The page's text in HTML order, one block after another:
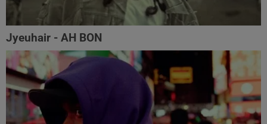
Jyeuhair - AH BON